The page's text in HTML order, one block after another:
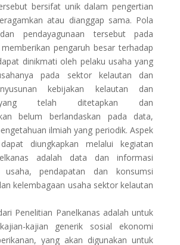
bersifat unik dalam pengertian
atau dianggap sama. Pola
pendayagunaan tersebut pada
pengaruh besar terhadap
dinikmati oleh pelaku usaha yang
pada sektor kelautan dan
kebijakan kelautan dan
telah ditetapkan dan
belum berlandaskan pada data,
ilmiah yang periodik. Aspek
diungkapkan melalui kegiatan
adalah data dan informasi
usaha, pendapatan dan konsumsi
kelembagaan usaha sektor kelautan
Penelitian Panelkanas adalah untuk
kajian generik sosial ekonomi
yang akan digunakan untuk